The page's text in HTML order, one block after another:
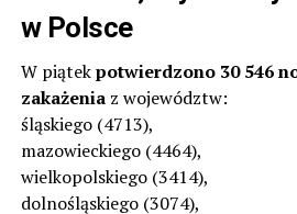
w Polsce
W piątekpotwierdzono 30 546
zakażenia z województw:
śląskiego (4713),
mazowieckiego (4464),
wielkopolskiego (3414),
dolnośląskiego (3074),